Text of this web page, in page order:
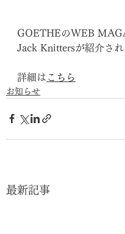
GOETHEのWEB
Jack Knittersが紹介され
詳細は こちら
お知らせ
最新記事